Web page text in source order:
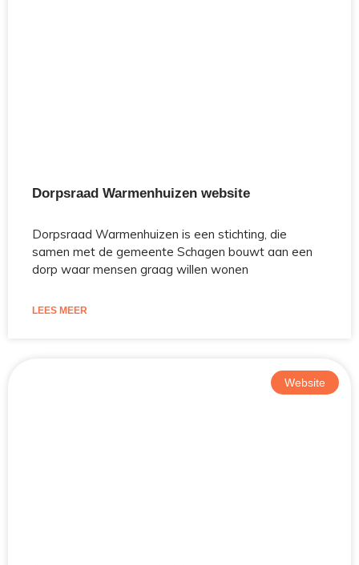
Dorpsraad Warmenhuizen website
Dorpsraad Warmenhuizen is een stichting, die
samen met de gemeente Schagen bouwt aan een
dorp waar mensen graag willen wonen
LEES MEER
Website